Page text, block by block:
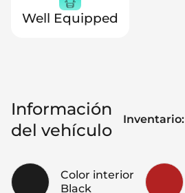
Well Equipped
Información
del vehículo
Inventario:
Color interior
Black